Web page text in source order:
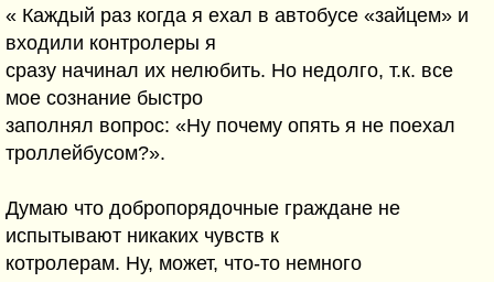
« Каждый раз когда я ехал в автобусе «зайцем» и
входили контролеры я
сразу начинал их нелюбить. Но недолго, т.к. все
мое сознание быстро
заполнял вопрос: «Ну почему опять я не поехал
троллейбусом?».
Думаю что добропорядочные граждане не
испытывают никаких чувств к
котролерам. Ну, может, что-то немного